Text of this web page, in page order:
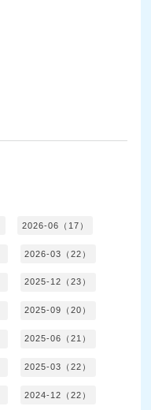
2026-06（17）
2026-03（22）
2025-12（23）
2025-09（20）
2025-06（21）
2025-03（22）
2024-12（22）